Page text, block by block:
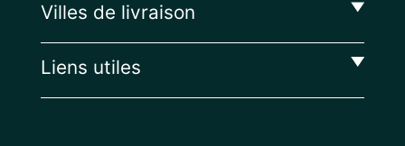
Villes de livraison
Liens utiles